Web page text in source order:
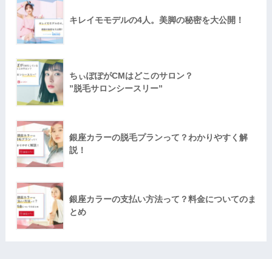
キレイモモデルの4人。美脚の秘密を大公開！
ちぃぽぽがCMはどこのサロン？
”脱毛サロンシースリー”
銀座カラーの脱毛プランって？わかりやすく解
説！
銀座カラーの支払い方法って？料金についてのま
とめ